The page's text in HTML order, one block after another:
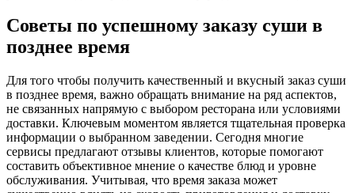
Советы по успешному заказу суши в
позднее время
Для того чтобы получить качественный и вкусный заказ суши
в позднее время, важно обращать внимание на ряд аспектов,
не связанных напрямую с выбором ресторана или условиями
доставки. Ключевым моментом является тщательная проверка
информации о выбранном заведении. Сегодня многие
сервисы предлагают отзывы клиентов, которые помогают
составить объективное мнение о качестве блюд и уровне
обслуживания. Учитывая, что время заказа может